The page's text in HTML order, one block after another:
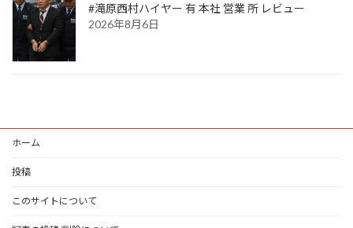
#滝原西村ハイヤー 有 本社 営業 所 レビュー
2026年8月6日
ホーム
投稿
このサイトについて